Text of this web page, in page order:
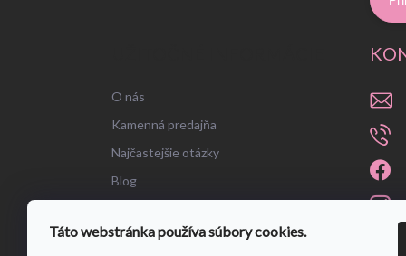
Táto webstránka používa súbory cookies.
O nás
Kamenná predajňa
Najčastejšie otázky
Blog